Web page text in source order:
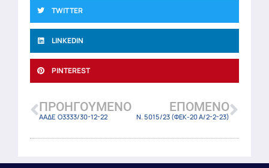
TWITTER
LINKEDIN
PINTEREST
ΠΡΟΗΓΟΎΜΕΝΟ
ΑΑΔΕ Ο3333/30-12-22
ΕΠΌΜΕΝΟ
Ν. 5015/23 (ΦΕΚ-20 Α/2-2-23)